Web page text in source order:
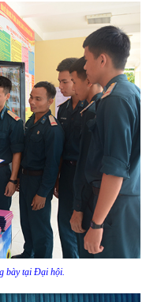
bày tại Đại hội.